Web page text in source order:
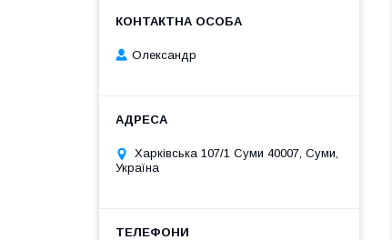
Олександр
Харківська 107/1 Суми 40007, Суми,
Україна